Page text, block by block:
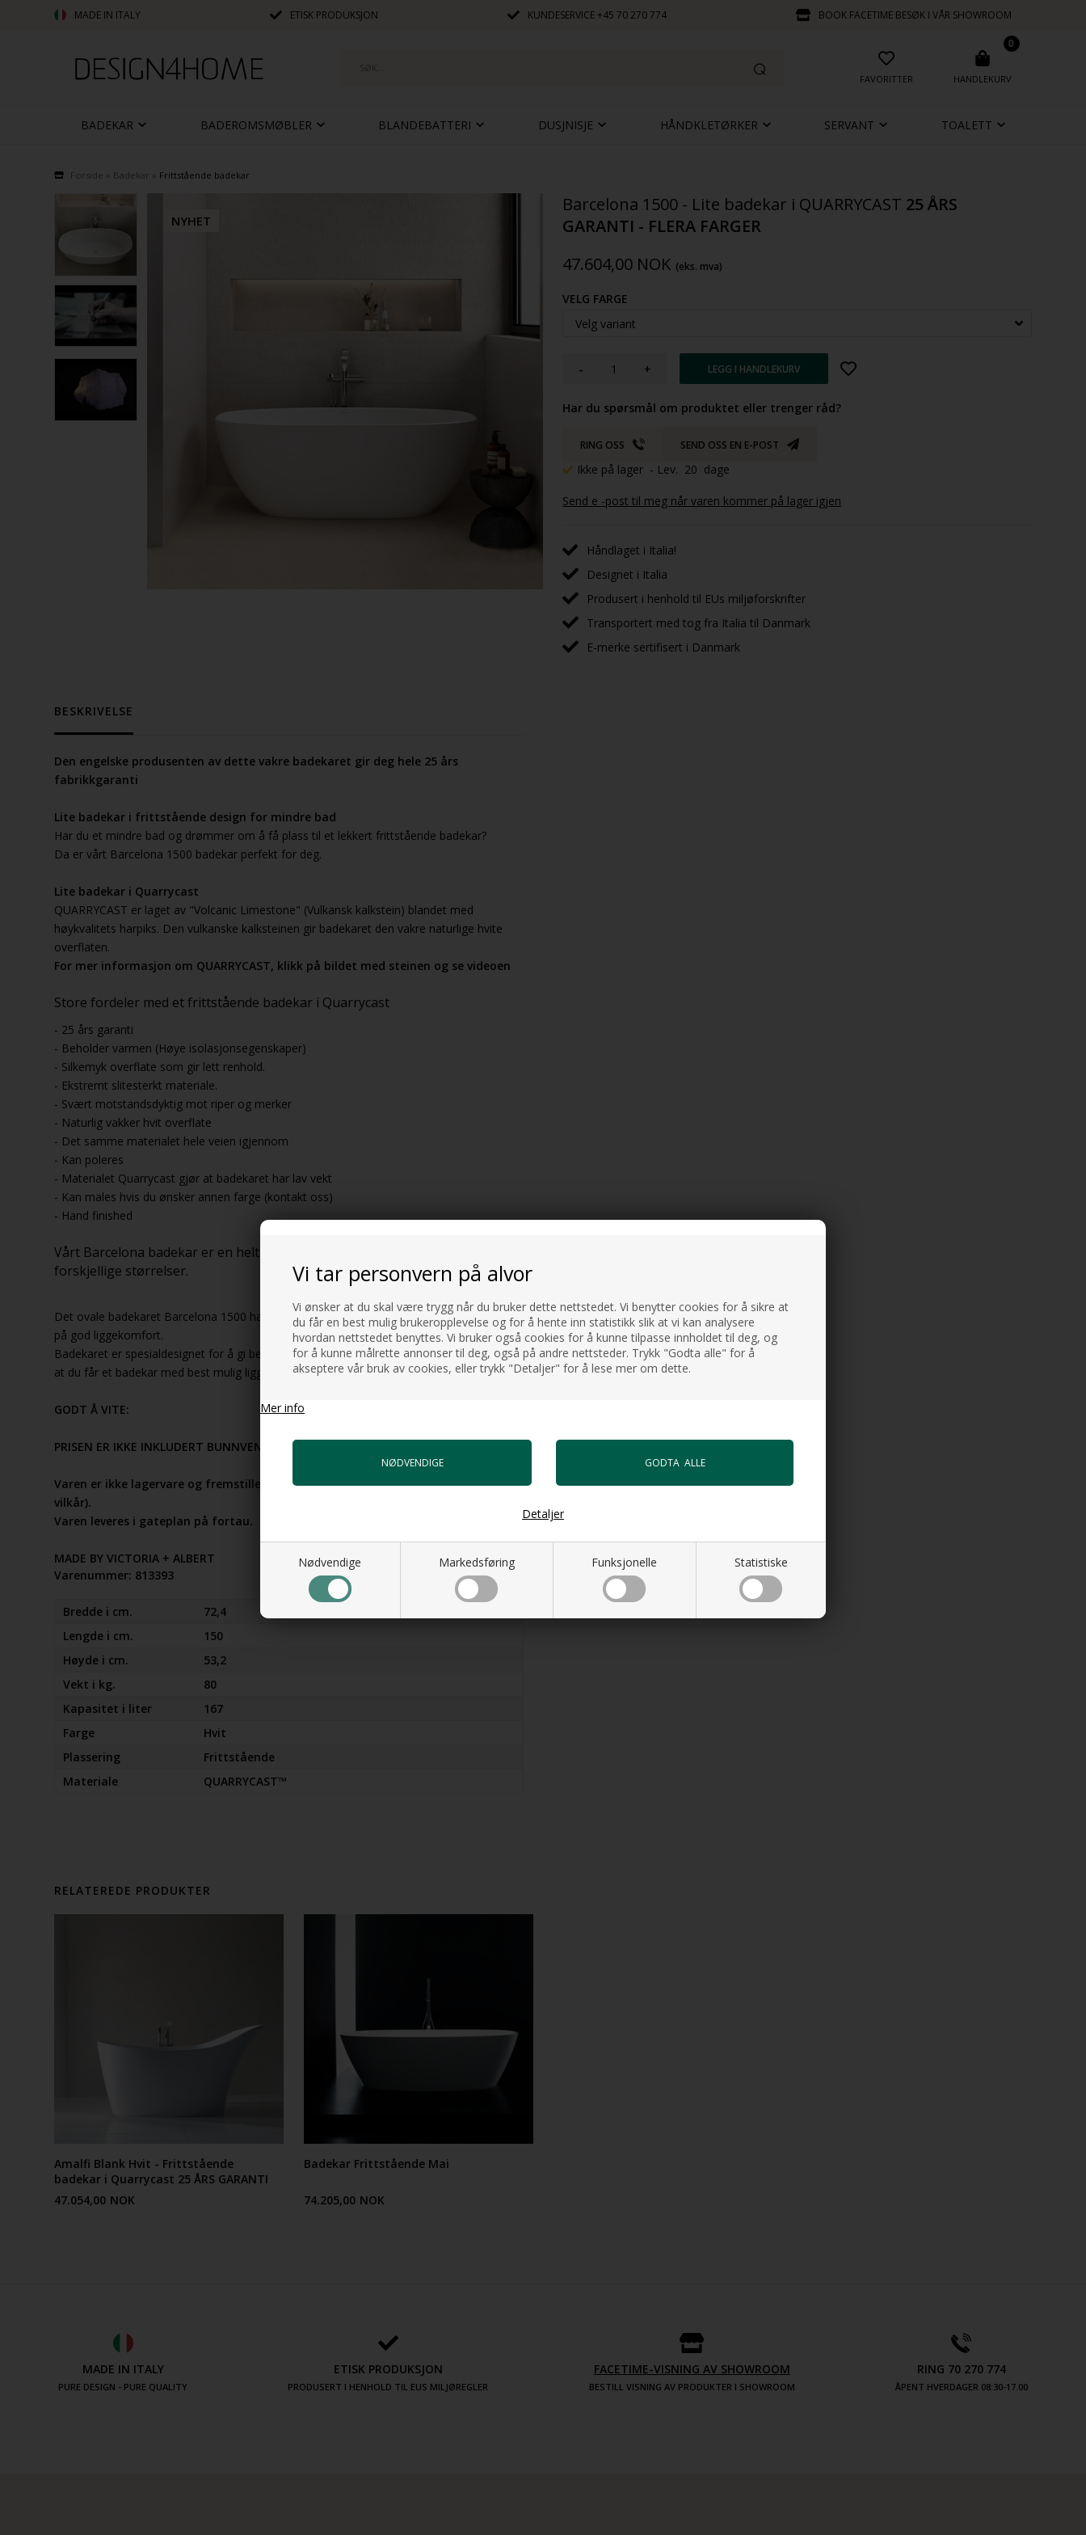
Vi tar personvern på alvor
Vi ønsker at du skal være trygg når du bruker dette nettstedet. Vi benytter cookies for å sikre at
du får en best mulig brukeropplevelse og for å hente inn statistikk slik at vi kan analysere
hvordan nettstedet benyttes. Vi bruker også cookies for å kunne tilpasse innholdet til deg, og
for å kunne målrette annonser til deg, også på andre nettsteder. Trykk "Godta alle" for å
akseptere vår bruk av cookies, eller trykk "Detaljer" for å lese mer om dette.
Mer info
Nødvendige Markedsføring Funksjonelle Statistiske
Detaljer
MADE IN ITALY ETISK PRODUKSJON KUNDESERVICE +45 70 270 774 BOOK FACETIME BESØK I VÅR SHOWROOM
FAVORITTER
0
HANDLEKURV
BADEKAR BADEROMSMØBLER BLANDEBATTERI DUSJNISJE HÅNDKLETØRKER SERVANT TOALETT
Forside Badekar Frittstående badekar
NYHET
Barcelona 1500 - Lite badekar i QUARRYCAST 25 ÅRS
GARANTI - FLERA FARGER
47.604,00 NOK (eks. mva)
VELG FARGE
- +
Har du spørsmål om produktet eller trenger råd?
RING OSS SEND OSS EN E-POST
Ikke på lager - Lev. 20 dage
Send e -post til meg når varen kommer på lager igjen
Håndlaget i Italia!
Designet i Italia
Produsert i henhold til EUs miljøforskrifter
Transportert med tog fra Italia til Danmark
E-merke sertifisert i Danmark
BESKRIVELSE
Den engelske produsenten av dette vakre badekaret gir deg hele 25 års
fabrikkgaranti
Lite badekar i frittstående design for mindre bad
Har du et mindre bad og drømmer om å få plass til et lekkert frittstående badekar?
Da er vårt Barcelona 1500 badekar perfekt for deg.
Lite badekar i Quarrycast
QUARRYCAST er laget av "Volcanic Limestone" (Vulkansk kalkstein) blandet med
høykvalitets harpiks. Den vulkanske kalksteinen gir badekaret den vakre naturlige hvite
overflaten.
For mer informasjon om QUARRYCAST, klikk på bildet med steinen og se videoen
Store fordeler med et frittstående badekar i Quarrycast
- 25 års garanti
- Beholder varmen (Høye isolasjonsegenskaper)
- Silkemyk overflate som gir lett renhold.
- Ekstremt slitesterkt materiale.
- Svært motstandsdyktig mot riper og merker
- Naturlig vakker hvit overflate
- Det samme materialet hele veien igjennom
- Kan poleres
- Materialet Quarrycast gjør at badekaret har lav vekt
- Kan males hvis du ønsker annen farge (kontakt oss)
- Hand finished
Vårt Barcelona badekar er en helt ny serie eksklusive badekar designet i 4
forskjellige størrelser.
Det ovale badekaret Barcelona 1500 har et vakkert frittstående design med særlig fokus
på god liggekomfort.
Badekaret er spesialdesignet for å gi best mulig støtte til rygg, nakke, hode og armer slik
at du får et badekar med best mulig liggekomfort.
GODT Å VITE:
PRISEN ER IKKE INKLUDERT BUNNVENTIL, AVLØP OG BLANDINGSBATTERI
Varen er ikke lagervare og fremstilles til hver kunde (se Tilvirkningskjøp under
vilkår).
Varen leveres i gateplan på fortau.
MADE BY VICTORIA + ALBERT
Varenummer: 813393
Bredde i cm.
72,4
Lengde i cm.
150
Høyde i cm.
53,2
Vekt i kg.
80
Kapasitet i liter
167
Farge
Hvit
Plassering
Frittstående
Materiale
QUARRYCAST™
RELATEREDE PRODUKTER
Amalfi Blank Hvit - Frittstående
badekar i Quarrycast 25 ÅRS GARANTI
47.054,00 NOK
Badekar Frittstående Mai
74.205,00 NOK
MADE IN ITALY
PURE DESIGN - PURE QUALITY
ETISK PRODUKSJON
PRODUSERT I HENHOLD TIL EUS MILJØREGLER
FACETIME-VISNING AV SHOWROOM
BESTILL VISNING AV PRODUKTER I SHOWROOM
RING 70 270 774
ÅPENT HVERDAGER 08:30-17.00